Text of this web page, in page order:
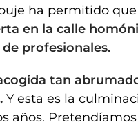
ha permitido que
en la calle
profesionales.
tan
Y esta es la
años.